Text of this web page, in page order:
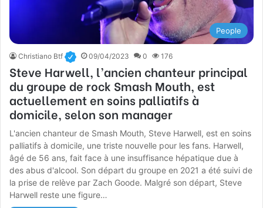
People
Christiano Btf 09/04/2023 0 176
Steve Harwell, l’ancien chanteur principal
du groupe de rock Smash Mouth, est
actuellement en soins palliatifs à
domicile, selon son manager
L'ancien chanteur de Smash Mouth, Steve Harwell, est en soins
palliatifs à domicile, une triste nouvelle pour les fans. Harwell,
âgé de 56 ans, fait face à une insuffisance hépatique due à
des abus d'alcool. Son départ du groupe en 2021 a été suivi de
la prise de relève par Zach Goode. Malgré son départ, Steve
Harwell reste une figure…